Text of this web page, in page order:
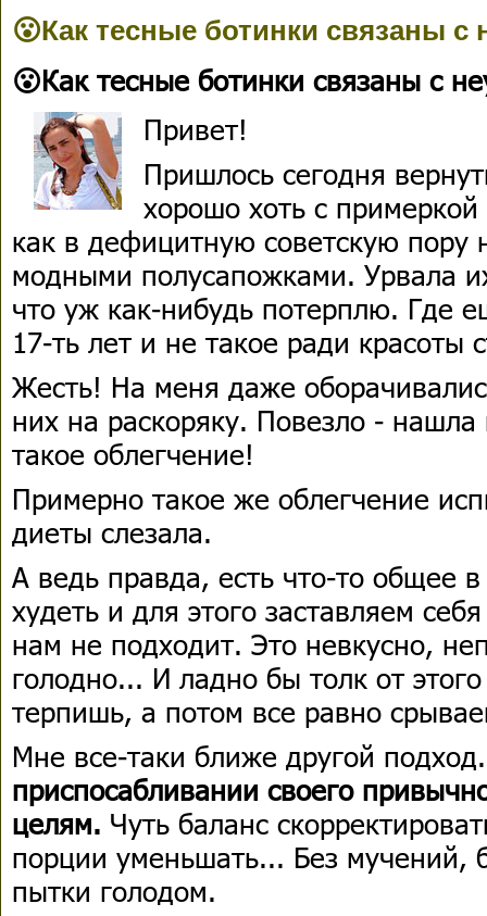
😮Как тесные ботинки связаны
😮Как тесные ботинки связаны с
Привет!
Пришлось сегодня
хорошо хоть с
как в дефицитную советскую пору
модными полусапожками. Урвала
что уж как-нибудь потерплю. Где
17-ть лет и не такое ради красоты
Жесть! На меня даже
них на раскоряку. Повезло -
такое облегчение!
Примерно такое же облегчение
диеты слезала.
А ведь правда, есть что-то общее
худеть и для этого заставляем
нам не подходит. Это невкусно,
голодно... И ладно бы толк от
терпишь, а потом все равно
Мне все-таки ближе другой
приспосабливании своего
целям. Чуть баланс
порции уменьшать... Без мучений,
пытки голодом.